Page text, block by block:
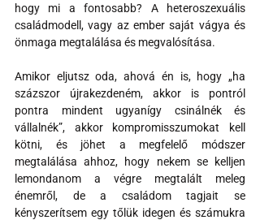
hogy mi a fontosabb? A heteroszexuális
családmodell, vagy az ember saját vágya és
önmaga megtalálása és megvalósítása.
Amikor eljutsz oda, ahová én is, hogy „ha
százszor újrakezdeném, akkor is pontról
pontra mindent ugyanígy csinálnék és
vállalnék”, akkor kompromisszumokat kell
kötni, és jöhet a megfelelő módszer
megtalálása ahhoz, hogy nekem se kelljen
lemondanom a végre megtalált meleg
énemről, de a családom tagjait se
kényszerítsem egy tőlük idegen és számukra